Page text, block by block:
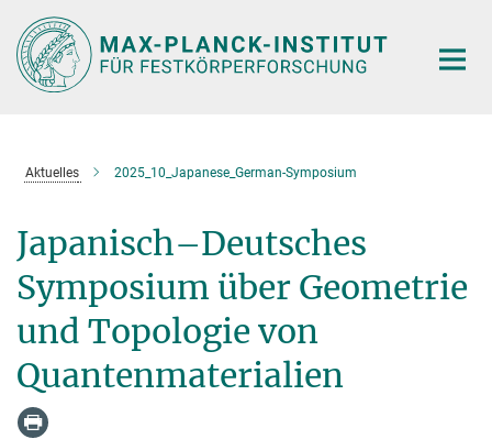
Hauptinhalt
Aktuelles 2025_10_Japanese_German-Symposium
Japanisch–Deutsches
Symposium über Geometrie
und Topologie von
Quantenmaterialien